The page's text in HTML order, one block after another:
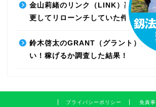
金山莉緒のリンク（LINK）副業詐
更してリローンチしていた件！【再
鈴木啓太のGRANT（グラント）は
い！稼げるか調査した結果！
プライバシーポリシー 免責